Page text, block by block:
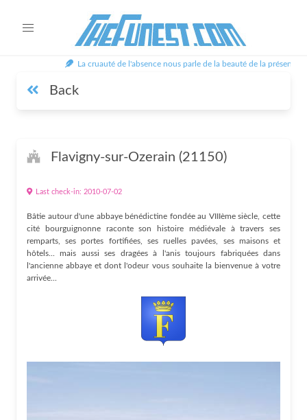
La cruauté de l'absence nous parle de la beauté de la présence -
Back
Flavigny-sur-Ozerain (21150)
Last check-in: 2010-07-02
Bâtie autour d'une abbaye bénédictine fondée au VIIIème siècle, cette
cité bourguignonne raconte son histoire médiévale à travers ses
remparts, ses portes fortifiées, ses ruelles pavées, ses maisons et
hôtels... mais aussi ses dragées à l'anis toujours fabriquées dans
l'ancienne abbaye et dont l'odeur vous souhaite la bienvenue à votre
arrivée...